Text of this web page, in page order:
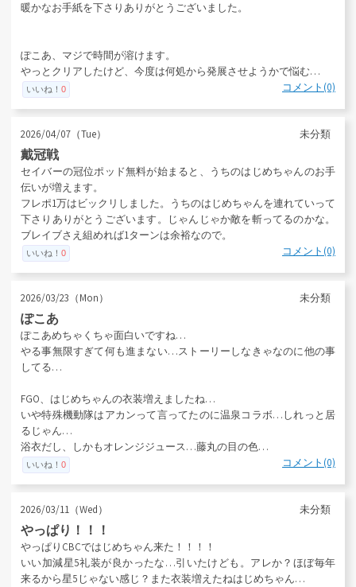
暖かなお手紙を下さりありがとうございました。
ぽこあ、マジで時間が溶けます。
やっとクリアしたけど、今度は何処から発展させようかで悩む…
いいね！ 0 コメント(0)
2026/04/07（Tue） 未分類
戴冠戦
セイバーの冠位ポッド無料が始まると、うちのはじめちゃんのお手
伝いが増えます。
フレポ1万はビックリしました。うちのはじめちゃんを連れていって
下さりありがとうございます。じゃんじゃか敵を斬ってるのかな。
ブレイブさえ組めれば1ターンは余裕なので。
いいね！ 0 コメント(0)
2026/03/23（Mon） 未分類
ぽこあ
ぽこあめちゃくちゃ面白いですね…
やる事無限すぎて何も進まない…ストーリーしなきゃなのに他の事
してる…
FGO、はじめちゃんの衣装増えましたね…
いや特殊機動隊はアカンって言ってたのに温泉コラボ…しれっと居
るじゃん…
浴衣だし、しかもオレンジジュース…藤丸の目の色…
いいね！ 0 コメント(0)
2026/03/11（Wed） 未分類
やっぱり！！！
やっぱりCBCではじめちゃん来た！！！！
いい加減星5礼装が良かったな…引いたけども。アレか？ほぼ毎年
来るから星5じゃない感じ？また衣装増えたねはじめちゃん…